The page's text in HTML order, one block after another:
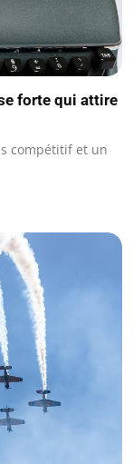
forte qui attire
compétitif et un